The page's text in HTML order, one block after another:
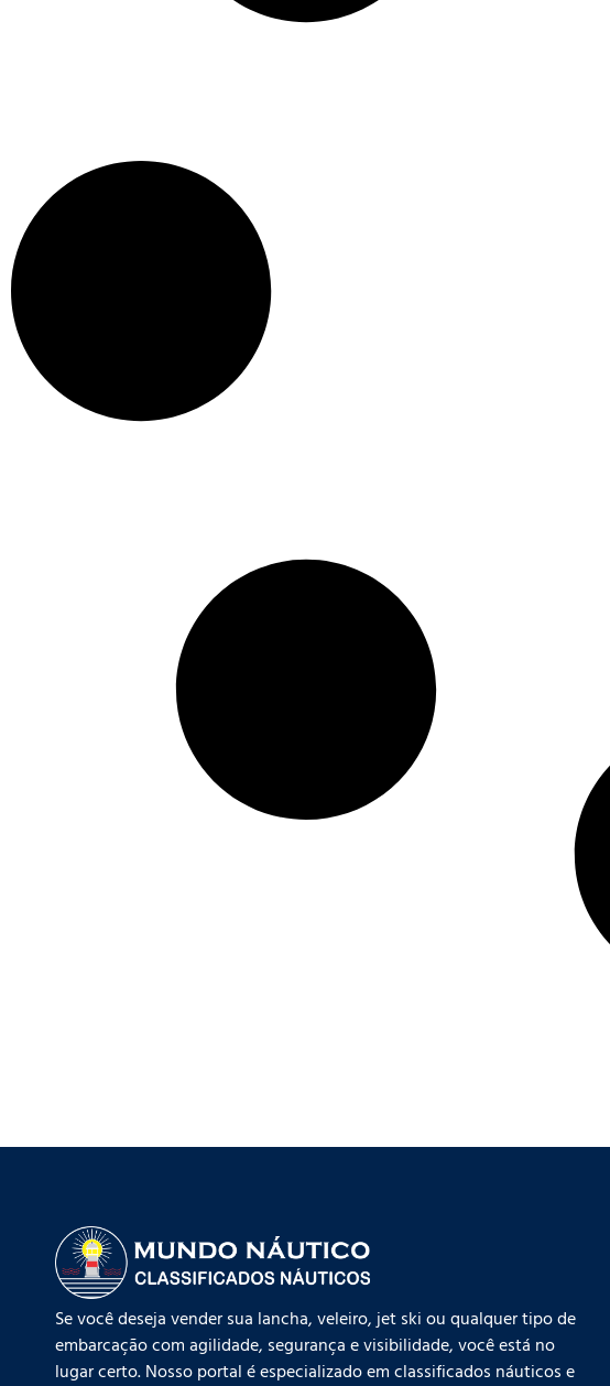
Se você deseja vender sua lancha, veleiro, jet ski ou qualquer tipo de
embarcação com agilidade, segurança e visibilidade, você está no
lugar certo. Nosso portal é especializado em classificados náuticos e